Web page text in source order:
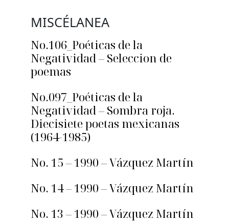
MISCÉLANEA
No.106_Poéticas de la
Negatividad – Seleccion de
poemas
No.097_Poéticas de la
Negatividad – Sombra roja.
Diecisiete poetas mexicanas
(1964-1985)
No. 15 – 1990 – Vázquez Martín
No. 14 – 1990 – Vázquez Martín
No. 13 – 1990 – Vázquez Martín